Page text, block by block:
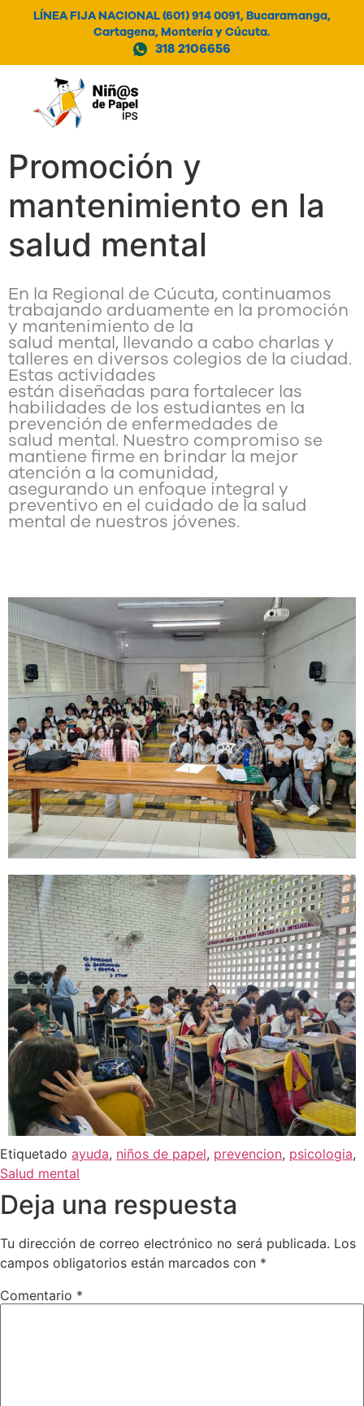
LÍNEA FIJA NACIONAL (601) 914 0091, Bucaramanga,
Cartagena, Montería y Cúcuta.
318 2106656
Promoción y
mantenimiento en la
salud mental
En la Regional de Cúcuta, continuamos
trabajando arduamente en la promoción
y mantenimiento de la
salud mental, llevando a cabo charlas y
talleres en diversos colegios de la ciudad.
Estas actividades
están diseñadas para fortalecer las
habilidades de los estudiantes en la
prevención de enfermedades de
salud mental. Nuestro compromiso se
mantiene firme en brindar la mejor
atención a la comunidad,
asegurando un enfoque integral y
preventivo en el cuidado de la salud
mental de nuestros jóvenes.
Etiquetado ayuda, niños de papel, prevencion, psicologia,
Salud mental
Deja una respuesta
Tu dirección de correo electrónico no será publicada. Los
campos obligatorios están marcados con *
Comentario *